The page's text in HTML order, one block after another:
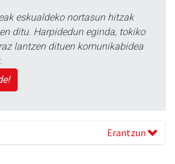
eskualdeko nortasun hitzak
ditu. Harpidedun eginda, tokiko
lantzen dituen komunikabidea
Erantzun